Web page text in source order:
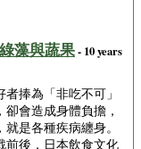
藻與蔬果- 10 years
捧為「非吃不可」
會造成身體負擔，
是各種疾病纏身。
前後，日本飲食文化